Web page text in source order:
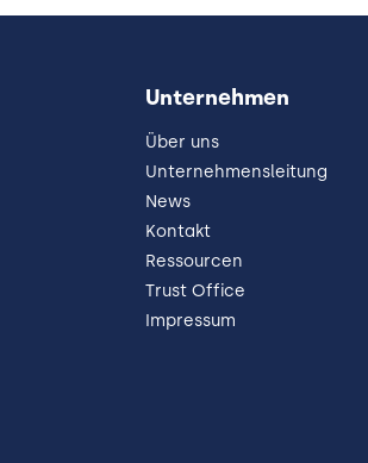
Unternehmen
Über uns
Unternehmensleitung
News
Kontakt
Ressourcen
Trust Office
Impressum